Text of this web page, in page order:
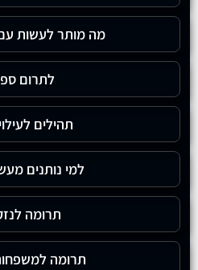
מה מותר לעשות
לתרום
תהילים
למי נותנים
תרומה
תרומה